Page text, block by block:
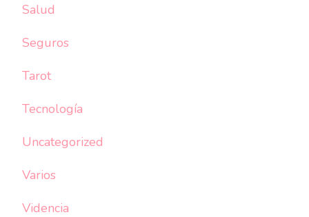
Salud
Seguros
Tarot
Tecnología
Uncategorized
Varios
Videncia